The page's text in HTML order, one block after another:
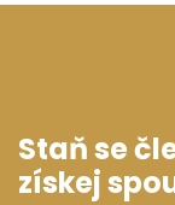
Staň se
získej